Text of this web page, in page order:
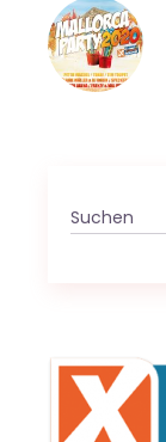
Search
for: